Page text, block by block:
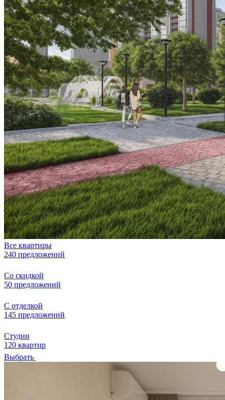
Все квартиры
240 предложений
Со скидкой
50 предложений
С отделкой
145 предложений
Студии
120 квартир
Выбрать